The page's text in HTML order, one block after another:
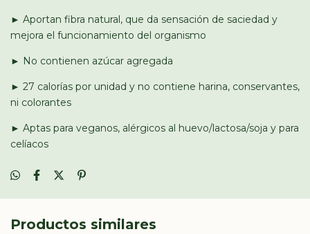
► Aportan fibra natural, que da sensación de saciedad y
mejora el funcionamiento del organismo
► No contienen azúcar agregada
► 27 calorías por unidad y no contiene harina, conservantes,
ni colorantes
► Aptas para veganos, alérgicos al huevo/lactosa/soja y para
celíacos
Productos similares